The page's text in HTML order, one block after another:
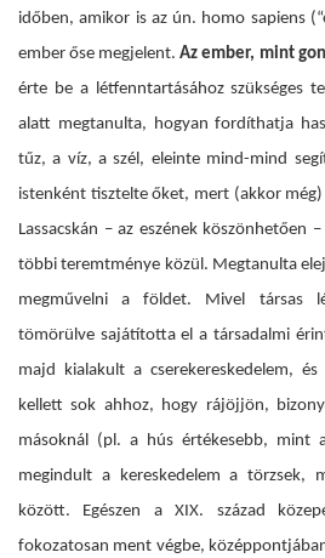
időben, amikor is az ún. homo sapiens
ember őse megjelent.Az ember, mint
érte be a létfenntartásához szükséges
alatt megtanulta, hogyan fordíthatja
tűz, a víz, a szél, eleinte mind-mind
istenként tisztelte őket, mert (akkor
Lassacskán – az eszének köszönhetően
többi teremtménye közül. Megtanulta
megművelni a földet. Mivel társas
tömörülve sajátította el a társadalmi
majd kialakult a cserekereskedelem,
kellett sok ahhoz, hogy rájöjjön,
másoknál (pl. a hús értékesebb, mint
megindult a kereskedelem a törzsek,
között. Egészen a XIX. század
fokozatosan ment végbe,